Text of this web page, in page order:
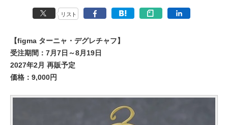
リスト
【figma ターニャ・デグレチャフ】
受注期間：7月7日～8月19日
2027年2月 再販予定
価格：9,000円